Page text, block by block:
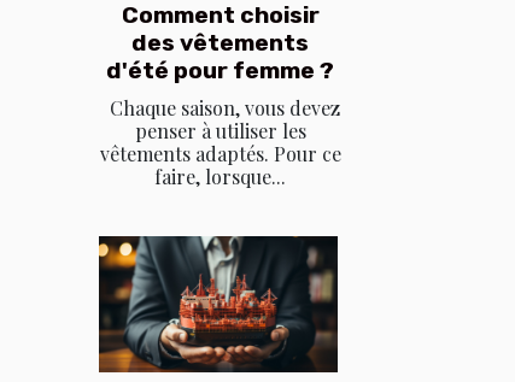
Comment choisir
des vêtements
d'été pour femme ?
Chaque saison, vous devez
penser à utiliser les
vêtements adaptés. Pour ce
faire, lorsque...